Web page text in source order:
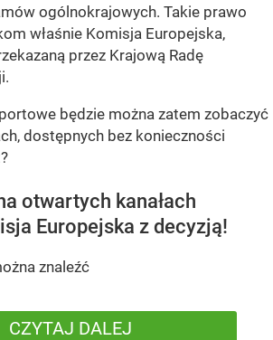
ogólnokrajowych. Takie prawo
właśnie Komisja Europejska,
przez Krajową Radę
będzie można zatem zobaczyć
dostępnych bez konieczności
otwartych kanałach
Europejska z decyzją!
znaleźć
CZYTAJ DALEJ